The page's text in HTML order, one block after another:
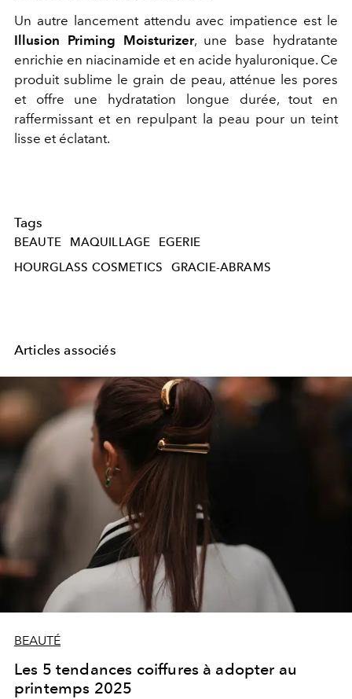
Un autre lancement attendu avec impatience est le
Illusion Priming Moisturizer, une base hydratante
enrichie en niacinamide et en acide hyaluronique. Ce
produit sublime le grain de peau, atténue les pores
et offre une hydratation longue durée, tout en
raffermissant et en repulpant la peau pour un teint
lisse et éclatant.
Tags
BEAUTE MAQUILLAGE
EGERIE
HOURGLASS COSMETICS
GRACIE-ABRAMS
Articles associés
BEAUTÉ
Les 5 tendances coiffures à adopter au
printemps 2025